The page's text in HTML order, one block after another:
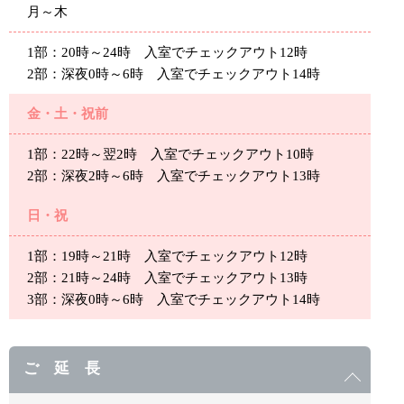
月～木
1部：20時～24時 入室でチェックアウト12時
2部：深夜0時～6時 入室でチェックアウト14時
金・土・祝前
1部：22時～翌2時 入室でチェックアウト10時
2部：深夜2時～6時 入室でチェックアウト13時
日・祝
1部：19時～21時 入室でチェックアウト12時
2部：21時～24時 入室でチェックアウト13時
3部：深夜0時～6時 入室でチェックアウト14時
ご 延 長